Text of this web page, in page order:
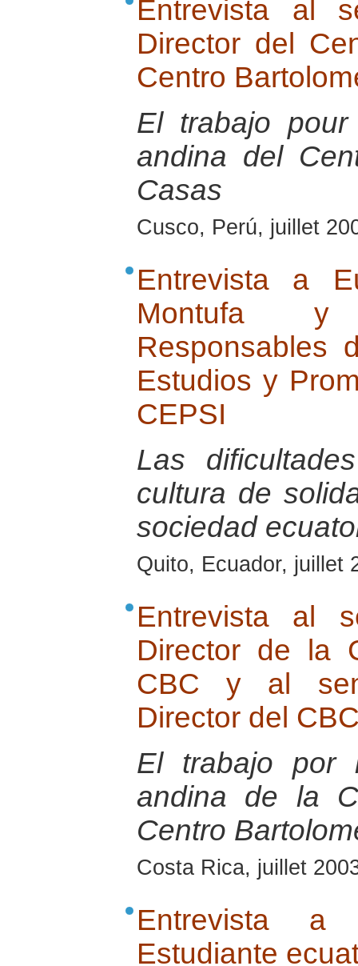
Entrevista al
Director del
Centro
El trabajo
andina del
Casas
Cusco, Perú, juillet
Entrevista a
Montufa y
Responsables
Estudios y
CEPSI
Las
cultura de
sociedad
Quito, Ecuador, juillet
Entrevista al
Director de la
CBC y al
Director del
El trabajo por
andina de la
Centro
Costa Rica, juillet
Entrevista a
Estudiante